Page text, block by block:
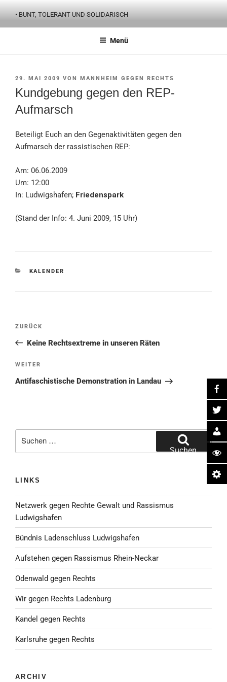
Inhalt
springen
• BUNT, TOLERANT UND SOLIDARISCH
Menü
VERÖFFENTLICHT
29. MAI 2009 VON MANNHEIM GEGEN RECHTS
Kundgebung gegen den REP-
Aufmarsch
Beteiligt Euch an den Gegenaktivitäten gegen den
Aufmarsch der rassistischen REP:
Am: 06.06.2009
Um: 12:00
In: Ludwigshafen; Friedenspark
(Stand der Info: 4. Juni 2009, 15 Uhr)
KATEGORIEN
KALENDER
Beitragsnavigation
Vorheriger
Beitrag
ZURÜCK
Keine Rechtsextreme in unseren Räten
Nächster
Beitrag
WEITER
Antifaschistische Demonstration in Landau
Suchen
LINKS
Netzwerk gegen Rechte Gewalt und Rassismus
Ludwigshafen
Bündnis Ladenschluss Ludwigshafen
Aufstehen gegen Rassismus Rhein-Neckar
Odenwald gegen Rechts
Wir gegen Rechts Ladenburg
Kandel gegen Rechts
Karlsruhe gegen Rechts
ARCHIV